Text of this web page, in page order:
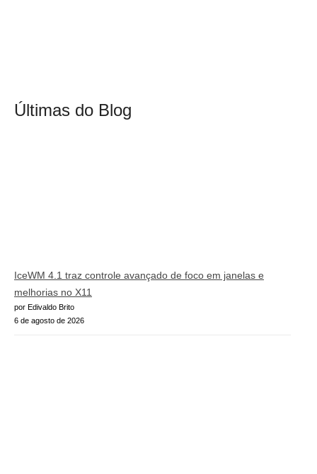
Últimas do Blog
IceWM 4.1 traz controle avançado de foco em janelas e
melhorias no X11
por Edivaldo Brito
6 de agosto de 2026